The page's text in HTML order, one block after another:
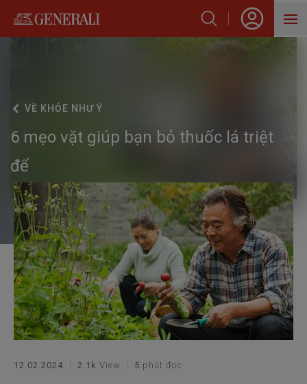
VỀ KHỎE NHƯ Ý
6 mẹo vặt giúp bạn bỏ thuốc lá triệt
để
12.02.2024 2.1k View 5 phút đọc